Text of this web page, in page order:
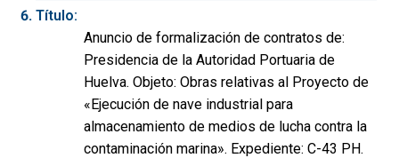
Título:
Anuncio de formalización de contratos de:
Presidencia de la Autoridad Portuaria de
Huelva. Objeto: Obras relativas al Proyecto de
«Ejecución de nave industrial para
almacenamiento de medios de lucha contra la
contaminación marina». Expediente: C-43 PH.